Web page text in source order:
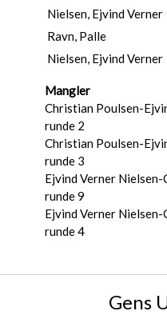
Nielsen, Ejvind Verner
Ravn, Palle
Nielsen, Ejvind Verner
Mangler
Christian Poulsen-
runde 2
Christian Poulsen-
runde 3
Ejvind Verner
runde 9
Ejvind Verner
runde 4
Gens